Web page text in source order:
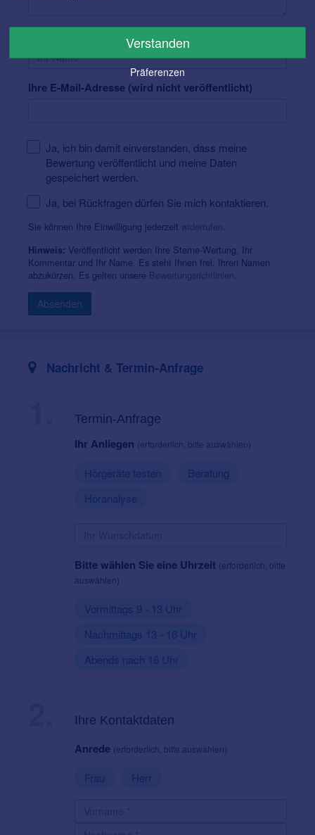
Ihre E-Mail-Adresse (wird nicht veröffentlicht)
Ja, ich bin damit einverstanden, dass meine
Bewertung veröffentlicht und meine Daten
gespeichert werden.
Ja, bei Rückfragen dürfen Sie mich kontaktieren.
Sie können Ihre Einwilligung jederzeit widerrufen.
Hinweis: Veröffentlicht werden Ihre Sterne-Wertung, Ihr
Kommentar und Ihr Name. Es steht Ihnen frei, Ihren Namen
abzukürzen. Es gelten unsere Bewertungsrichtlinien.
Absenden
Nachricht & Termin-Anfrage
Termin-Anfrage
Ihr Anliegen (erforderlich, bitte auswählen)
Hörgeräte testen
Beratung
Höranalyse
Bitte wählen Sie eine Uhrzeit (erforderlich, bitte
auswählen)
Vormittags 9 - 13 Uhr
Nachmittags 13 - 16 Uhr
Abends nach 16 Uhr
Ihre Kontaktdaten
Anrede (erforderlich, bitte auswählen)
Frau Herr
Verstanden
Präferenzen